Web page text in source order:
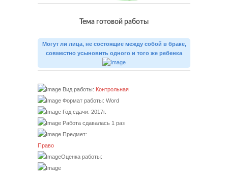
Тема готовой работы
Могут ли лица, не состоящие между собой в браке,
совместно усыновить одного и того же ребенка
Вид работы: Контрольная
Формат работы: Word
Год сдачи: 2017г.
Работа сдавалась 1 раз
Предмет:
Право
Оценка работы: